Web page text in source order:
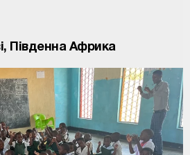
Південна Африка